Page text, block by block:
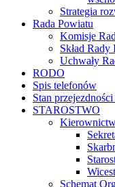
Strategia
Rada Powiatu
Komisje
Skład Rady
Uchwały
RODO
Spis telefonów
Stan
STAROSTWO
Schemat